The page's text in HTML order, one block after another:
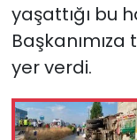
yaşattığı bu
yer verdi.